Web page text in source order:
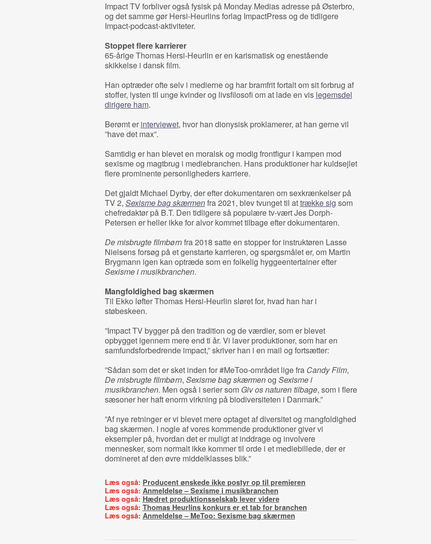
Impact TV forbliver også fysisk på Monday Medias adresse på Østerbro,
og det samme gør Hersi-Heurlins forlag ImpactPress og de tidligere
Impact-podcast-aktiviteter.
Stoppet flere karrierer
65-årige Thomas Hersi-Heurlin er en karismatisk og enestående
skikkelse i dansk film.
Han optræder ofte selv i medierne og har bramfrit fortalt om sit forbrug af
stoffer, lysten til unge kvinder og livsfilosofi om at lade en vis legemsdel
dirigere ham.
Berømt er interviewet, hvor han dionysisk proklamerer, at han gerne vil
”have det max”.
Samtidig er han blevet en moralsk og modig frontfigur i kampen mod
sexisme og magtbrug i mediebranchen. Hans produktioner har kuldsejlet
flere prominente personligheders karriere.
Det gjaldt Michael Dyrby, der efter dokumentaren om sexkrænkelser på
TV 2, Sexisme bag skærmenfra 2021, blev tvunget til attrække sig som
chefredaktør på B.T. Den tidligere så populære tv-vært Jes Dorph-
Petersen er heller ikke for alvor kommet tilbage efter dokumentaren.
De misbrugte filmbørnfra 2018 satte en stopper for instruktøren Lasse
Nielsens forsøg på et genstarte karrieren, og spørgsmålet er, om Martin
Brygmann igen kan optræde som en folkelig hyggeentertainer efter
Sexisme i musikbranchen.
Mangfoldighed bag skærmen
Til Ekko løfter Thomas Hersi-Heurlin sløret for, hvad han har i
støbeskeen.
”Impact TV bygger på den tradition og de værdier, som er blevet
opbygget igennem mere end ti år. Vi laver produktioner, som har en
samfundsforbedrende impact,” skriver han i en mail og fortsætter:
”Sådan som det er sket inden for #MeToo-området lige fra Candy Film,
De misbrugte filmbørn, Sexisme bag skærmenog Sexisme i
musikbranchen. Men også i serier som Giv os naturen tilbage, som i flere
sæsoner her haft enorm virkning på biodiversiteten i Danmark.”
”Af nye retninger er vi blevet mere optaget af diversitet og mangfoldighed
bag skærmen. I nogle af vores kommende produktioner giver vi
eksempler på, hvordan det er muligt at inddrage og involvere
mennesker, som normalt ikke kommer til orde i et mediebillede, der er
domineret af den øvre middelklasses blik.”
Læs også: Producent ønskede ikke postyr op til premieren
Læs også: Anmeldelse – Sexisme i musikbranchen
Læs også: Hædret produktionsselskab lever videre
Læs også: Thomas Heurlins konkurs er et tab for branchen
Læs også: Anmeldelse – MeToo: Sexisme bag skærmen